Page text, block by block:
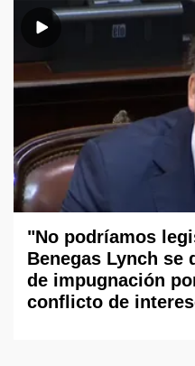
"No podríamos
Benegas Lynch se
de impugnación
conflicto de